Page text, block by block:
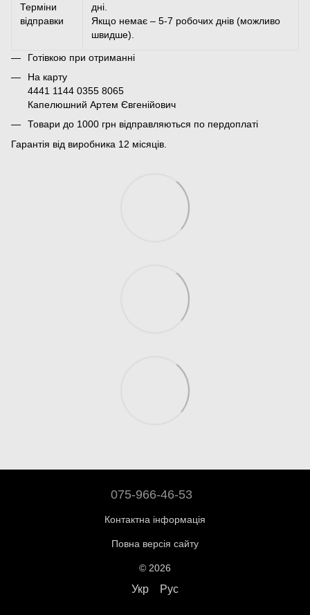
Терміни
відправки
дні.
Якщо немає – 5-7 робочих днів (можливо
швидше).
Готівкою при отриманні
На карту
4441 1144 0355 8065
Капелюшний Артем Євгенійович
Товари до 1000 грн відправляються по пердоплаті
Гарантія від виробника 12 місяців.
075-966-46-53
Контактна інформація
Повна версія сайту
© 2026
Укр Рус